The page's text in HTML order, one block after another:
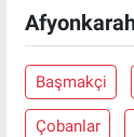
%48
Başmakçi
Çobanlar